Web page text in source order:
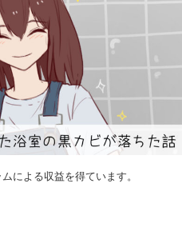
による収益を得ています。